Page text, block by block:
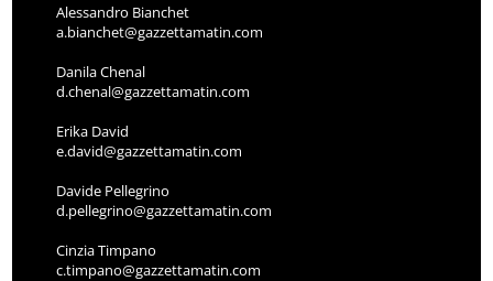
Alessandro Bianchet
a.bianchet@gazzettamatin.com
Danila Chenal
d.chenal@gazzettamatin.com
Erika David
e.david@gazzettamatin.com
Davide Pellegrino
d.pellegrino@gazzettamatin.com
Cinzia Timpano
c.timpano@gazzettamatin.com